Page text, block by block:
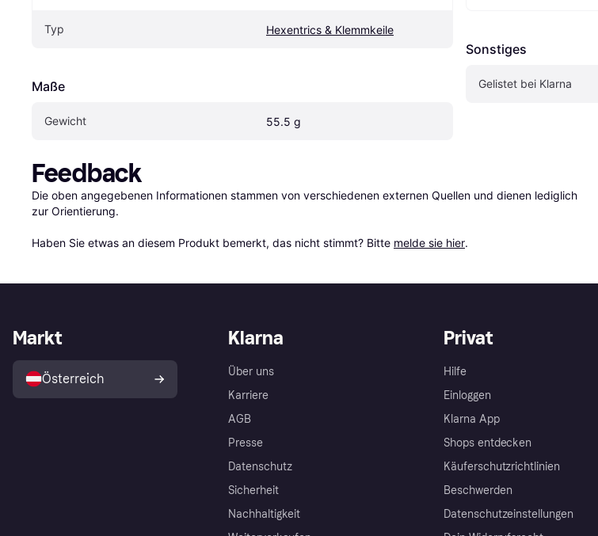
Typ Hexentrics & Klemmkeile
Maße
Gewicht 55.5 g
Sonstiges
Gelistet bei Klarna
Feedback
Die oben angegebenen Informationen stammen von verschiedenen externen Quellen und dienen lediglich
zur Orientierung.
Haben Sie etwas an diesem Produkt bemerkt, das nicht stimmt? Bitte melde sie hier.
Klarna
Über uns
Karriere
AGB
Presse
Datenschutz
Sicherheit
Nachhaltigkeit
Privat
Hilfe
Einloggen
Klarna App
Shops entdecken
Käuferschutzrichtlinien
Beschwerden
Datenschutzeinstellungen
Markt
Österreich